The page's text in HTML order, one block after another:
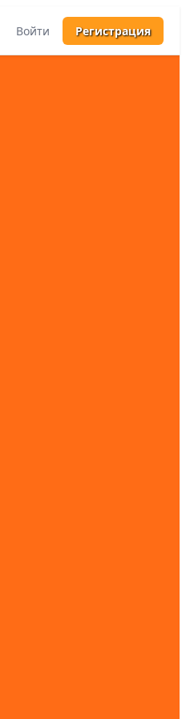
Войти Регистрация